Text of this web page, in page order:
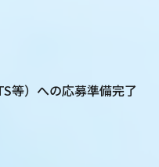
等）への応募準備完了